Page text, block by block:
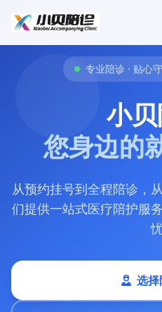
专业陪诊 · 贴心
小
您身边的
从预约挂号到全程陪诊，
们提供一站式医疗陪护服
选